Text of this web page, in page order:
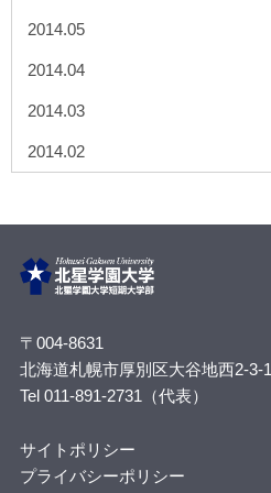
2014.05
2014.04
2014.03
2014.02
〒004-8631
北海道札幌市厚別区大谷地西2-3-1
Tel 011-891-2731（代表）
サイトポリシー
プライバシーポリシー